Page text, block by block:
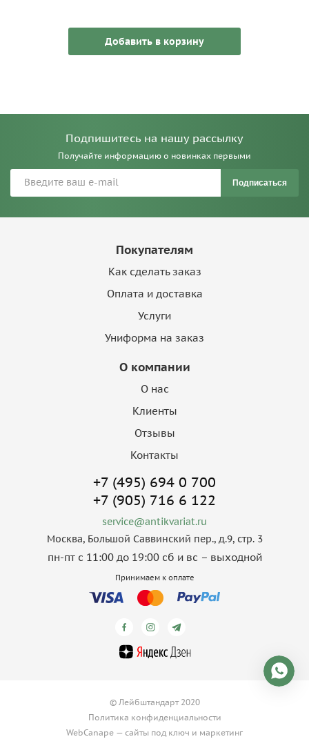
Добавить в корзину
Подпишитесь на нашу рассылку
Получайте информацию о новинках первыми
Подписаться
Покупателям
Как сделать заказ
Оплата и доставка
Услуги
Униформа на заказ
О компании
О нас
Клиенты
Отзывы
Контакты
+7 (495) 694 0 700
+7 (905) 716 6 122
service@antikvariat.ru
Москва, Большой Саввинский пер., д.9, стр. 3
пн-пт с 11:00 до 19:00 сб и вс – выходной
Принимаем к оплате
© Лейбштандарт 2020
Политика конфиденциальности
WebCanape — сайты под ключ и маркетинг